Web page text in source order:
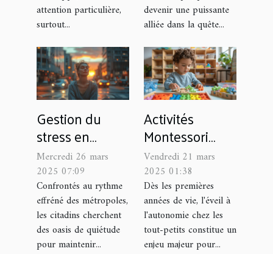
attention particulière,
surtout...
dans votre vie
devenir une puissante
alliée dans la quête...
Gestion du
stress en
milieu urbain
techniques et
habitudes pour
une vie plus
sereine en ville
Mercredi 26 mars
2025 07:09
Confrontés au rythme
effréné des métropoles,
les citadins cherchent
des oasis de quiétude
pour maintenir...
Activités
Montessori
pour favoriser
l'autonomie
des tout-petits
Vendredi 21 mars
2025 01:38
Dès les premières
années de vie, l'éveil à
l'autonomie chez les
tout-petits constitue un
enjeu majeur pour...